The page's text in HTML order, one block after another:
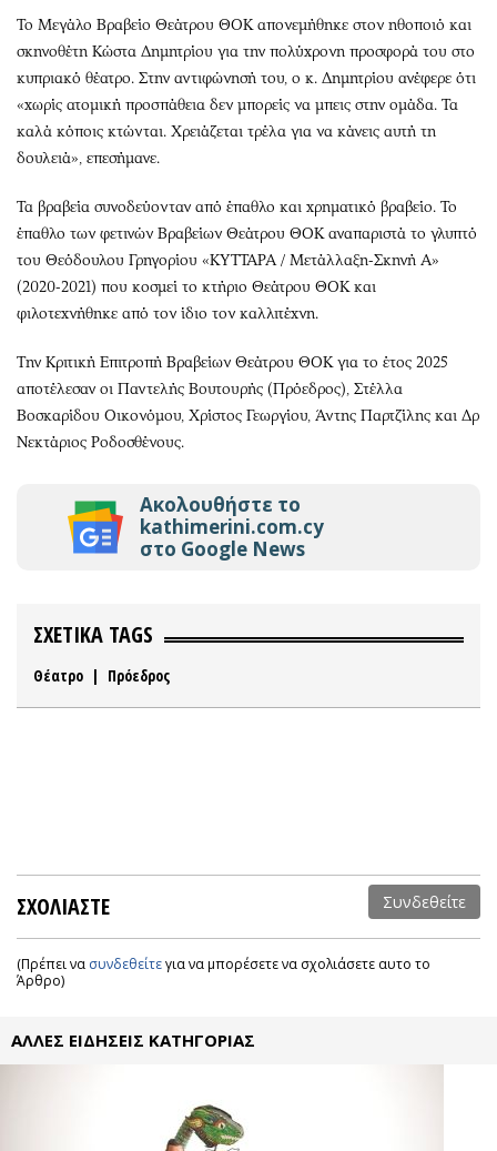
Το Μεγάλο Βραβείο Θεάτρου ΘΟΚ απονεμήθηκε στον ηθοποιό και
σκηνοθέτη Κώστα Δημητρίου για την πολύχρονη προσφορά του στο
κυπριακό θέατρο. Στην αντιφώνησή του, ο κ. Δημητρίου ανέφερε ότι
«χωρίς ατομική προσπάθεια δεν μπορείς να μπεις στην ομάδα. Τα
καλά κόποις κτώνται. Χρειάζεται τρέλα για να κάνεις αυτή τη
δουλειά», επεσήμανε.
Τα βραβεία συνοδεύονταν από έπαθλο και χρηματικό βραβείο. Το
έπαθλο των φετινών Βραβείων Θεάτρου ΘΟΚ αναπαριστά το γλυπτό
του Θεόδουλου Γρηγορίου «ΚΥΤΤΑΡΑ / Μετάλλαξη-Σκηνή Α»
(2020-2021) που κοσμεί το κτήριο Θεάτρου ΘΟΚ και
φιλοτεχνήθηκε από τον ίδιο τον καλλιτέχνη.
Την Κριτική Επιτροπή Βραβείων Θεάτρου ΘΟΚ για το έτος 2025
αποτέλεσαν οι Παντελής Βουτουρής (Πρόεδρος), Στέλλα
Βοσκαρίδου Οικονόμου, Χρίστος Γεωργίου, Άντης Παρτζίλης και Δρ
Νεκτάριος Ροδοσθένους.
Ακολουθήστε το
kathimerini.com.cy
στο Google News
ΣΧΕΤΙΚΑ TAGS
Θέατρο | Πρόεδρος
ΣΧΟΛΙΑΣΤΕ Συνδεθείτε
(Πρέπει να συνδεθείτεγια να μπορέσετε να σχολιάσετε αυτο το
Άρθρο)
ΑΛΛΕΣ ΕΙΔΗΣΕΙΣ ΚΑΤΗΓΟΡΙΑΣ